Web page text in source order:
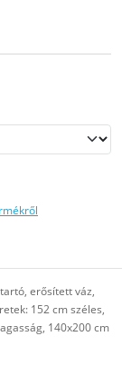
erősített váz,
152 cm széles,
140x200 cm